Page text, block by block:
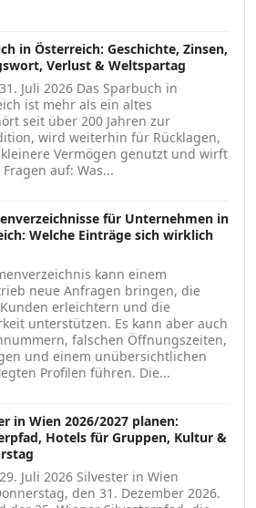
in Österreich: Geschichte, Zinsen,
Verlust & Weltspartag
Juli 2026 Das Sparbuch in
ist mehr als ein altes
seit über 200 Jahren zur
wird weiterhin für Rücklagen,
Vermögen genutzt und wirft
auf: Was...
für Unternehmen in
Welche Einträge sich wirklich
kann einem
neue Anfragen bringen, die
erleichtern und die
unterstützen. Es kann aber auch
falschen Öffnungszeiten,
und einem unübersichtlichen
Profilen führen. Die...
in Wien 2026/2027 planen:
Hotels für Gruppen, Kultur &
Juli 2026 Silvester in Wien
den 31. Dezember 2026.